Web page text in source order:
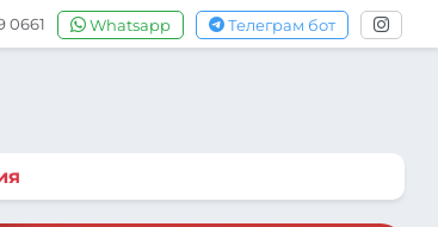
0661 Whatsapp Телеграм бот